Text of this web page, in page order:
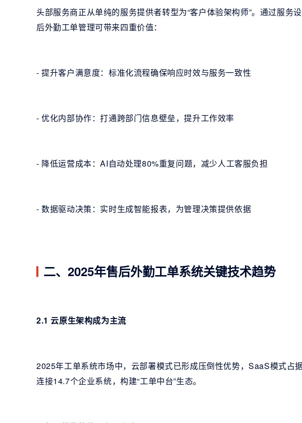
头部服务商正从单纯的服务提供者转型为“客户体验架构师”。通过服务
后外勤工单管理可带来四重价值：
- 提升客户满意度：标准化流程确保响应时效与服务一致性
- 优化内部协作：打通跨部门信息壁垒，提升工作效率
- 降低运营成本：AI自动处理80%重复问题，减少人工客服负担
- 数据驱动决策：实时生成智能报表，为管理决策提供依据
二、2025年售后外勤工单系统关键技术趋势
2.1 云原生架构成为主流
2025年工单系统市场中，云部署模式已形成压倒性优势，SaaS模式占
连接14.7个企业系统，构建“工单中台”生态。